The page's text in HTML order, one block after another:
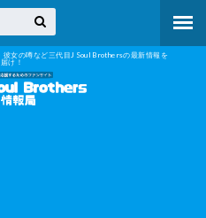
女の噂など三代目J Soul Brothersの最新情報を
け！